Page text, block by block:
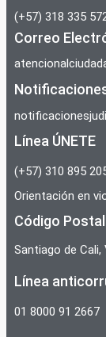
(+57) 318 335
Correo
Línea ÚNETE
(+57) 310 895
Orientación en
Código
Santiago de Cali,
Línea
01 8000 91 2667